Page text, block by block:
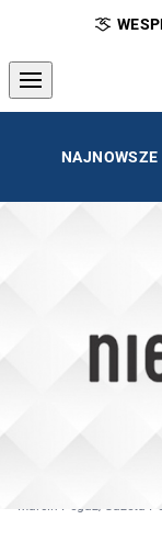
NAJNOWSZE